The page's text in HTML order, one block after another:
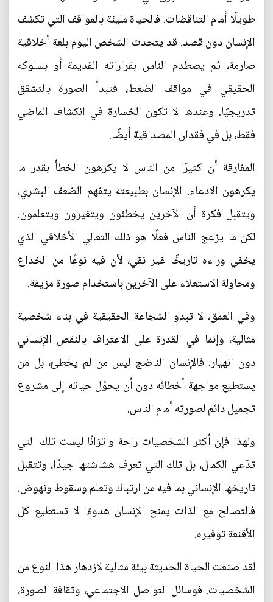
طويلًا أمام التناقضات. فالحياة مليئة بالمواقف التي تكشف
الإنسان دون قصد. قد يتحدث الشخص اليوم بلغة أخلاقية
صارمة، ثم يصطدم الناس بقراراته القديمة أو بسلوكه
الحقيقي في مواقف الضغط، فتبدأ الصورة بالتشقق
تدريجيًا. وعندها لا تكون الخسارة في انكشاف الماضي
فقط، بل في فقدان المصداقية أيضًا.
المفارقة أن كثيرًا من الناس لا يكرهون الخطأ بقدر ما
يكرهون الادعاء. الإنسان بطبيعته يتفهم الضعف البشري،
ويتقبل فكرة أن الآخرين يخطئون ويتغيرون ويتعلمون.
لكن ما يزعج الناس فعلًا هو ذلك التعالي الأخلاقي الذي
يخفي وراءه تاريخًا غير نقي، لأن فيه نوعًا من الخداع
ومحاولة الاستعلاء على الآخرين باستخدام صورة مزيفة.
وفي العمق، لا تبدو الشجاعة الحقيقية في بناء شخصية
مثالية، وإنما في القدرة على الاعتراف بالنقص الإنساني
دون انهيار. فالإنسان الناضج ليس من لم يخطئ، بل من
يستطيع مواجهة أخطائه دون أن يحوّل حياته إلى مشروع
تجميل دائم لصورته أمام الناس.
ولهذا فإن أكثر الشخصيات راحة واتزانًا ليست تلك التي
تدّعي الكمال، بل تلك التي تعرف هشاشتها جيدًا، وتتقبل
تاريخها الإنساني بما فيه من ارتباك وتعلم وسقوط ونهوض.
فالتصالح مع الذات يمنح الإنسان هدوءًا لا تستطيع كل
الأقنعة توفيره.
لقد صنعت الحياة الحديثة بيئة مثالية لازدهار هذا النوع من
الشخصيات. فوسائل التواصل الاجتماعي، وثقافة الصورة،